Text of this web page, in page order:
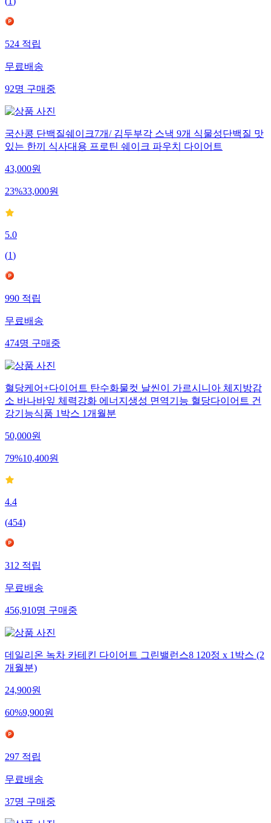
(1)
524적립
무료배송
92명구매중
국산콩 단백질쉐이크7개/ 김두부각 스낵 9개 식물성단백질 맛
있는 한끼 식사대용 프로틴 쉐이크 파우치 다이어트
43,000원
23%33,000원
5.0
(1)
990적립
무료배송
474명구매중
혈당케어+다이어트 탄수화물컷 날씬이 가르시니아 체지방감
소 바나바잎 체력강화 에너지생성 면역기능 혈당다이어트 건
강기능식품 1박스 1개월분
50,000원
79%10,400원
4.4
(454)
312적립
무료배송
456,910명구매중
데일리온 녹차 카테킨 다이어트 그린밸런스8 120정 x 1박스 (2
개월분)
24,900원
60%9,900원
297적립
무료배송
37명구매중